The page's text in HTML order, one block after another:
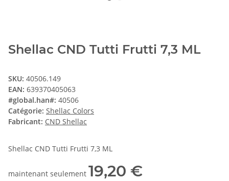
Shellac CND Tutti Frutti 7,3 ML
SKU: 40506.149
EAN: 639370405063
#global.han#: 40506
Catégorie: Shellac Colors
Fabricant: CND Shellac
Shellac CND Tutti Frutti 7,3 ML
maintenant seulement 19,20 €